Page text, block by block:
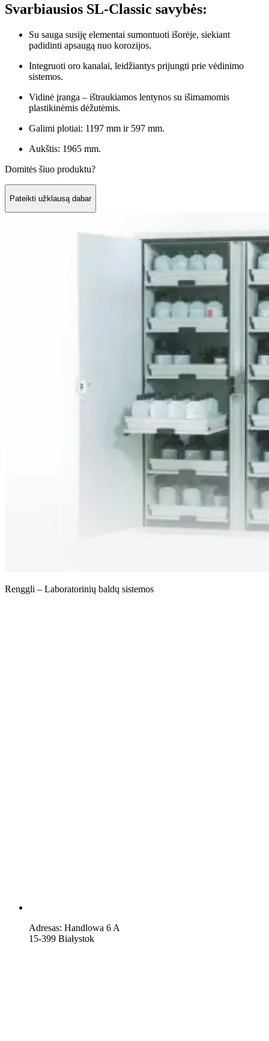
Svarbiausios SL-Classic savybės:
Su sauga susiję elementai sumontuoti išorėje, siekiant
padidinti apsaugą nuo korozijos.
Integruoti oro kanalai, leidžiantys prijungti prie vėdinimo
sistemos.
Vidinė įranga – ištraukiamos lentynos su išimamomis
plastikinėmis dėžutėmis.
Galimi plotiai: 1197 mm ir 597 mm.
Aukštis: 1965 mm.
Domitės šiuo produktu?
Pateikti užklausą dabar
Renggli – Laboratorinių baldų sistemos
Adresas: Handlowa 6 A
15-399 Białystok